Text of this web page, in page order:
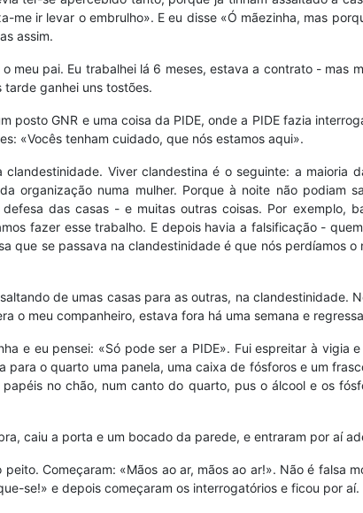
me ir levar o embrulho». E eu disse «Ó mãezinha, mas
assim.
meu pai. Eu trabalhei lá 6 meses, estava a contrato -
ganhei uns tostões.
posto GNR e uma coisa da PIDE, onde a PIDE fazia
«Vocês tenham cuidado, que nós estamos aqui».
Viver clandestina é o seguinte: a maioria
organização numa mulher. Porque à noite não podiam
das casas - e muitas outras coisas. Por exemplo,
fazer esse trabalho. E depois havia a falsificação -
que se passava na clandestinidade é que nós perdíamos
de umas casas para as outras, na
o meu companheiro, estava fora há uma semana e
e eu pensei: «Só pode ser a PIDE». Fui espreitar à
para o quarto uma panela, uma caixa de fósforos e um
no chão, num canto do quarto, pus o álcool e os
caiu a porta e um bocado da parede, e entraram por aí
Começaram: «Mãos ao ar, mãos ao ar!». Não é falsa
se!» e depois começaram os interrogatórios e ficou por aí.